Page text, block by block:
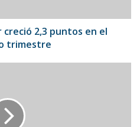
2,3 puntos en el
trimestre